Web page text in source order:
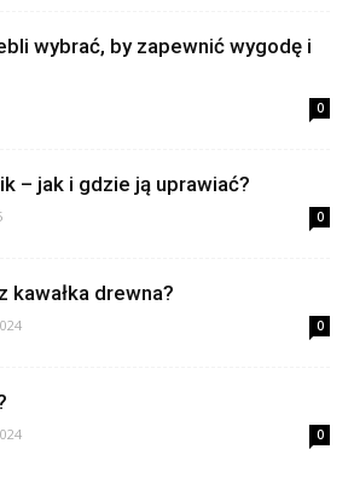
wybrać, by zapewnić wygodę i
0
– jak i gdzie ją uprawiać?
0
kawałka drewna?
0
0